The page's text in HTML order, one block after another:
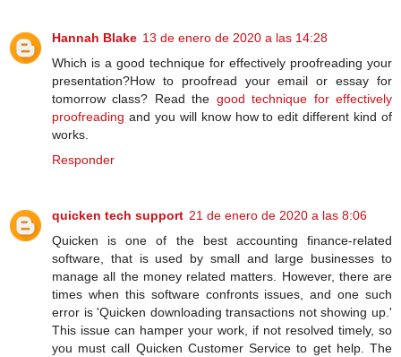
Hannah Blake 13 de enero de 2020 a las 14:28
Which is a good technique for effectively proofreading your
presentation?How to proofread your email or essay for
tomorrow class? Read the good technique for effectively
proofreading and you will know how to edit different kind of
works.
Responder
quicken tech support 21 de enero de 2020 a las 8:06
Quicken is one of the best accounting finance-related
software, that is used by small and large businesses to
manage all the money related matters. However, there are
times when this software confronts issues, and one such
error is 'Quicken downloading transactions not showing up.'
This issue can hamper your work, if not resolved timely, so
you must call Quicken Customer Service to get help. The